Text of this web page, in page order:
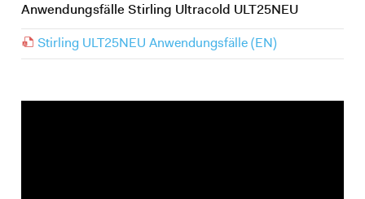
Anwendungsfälle Stirling Ultracold ULT25NEU
Stirling ULT25NEU Anwendungsfälle (EN)